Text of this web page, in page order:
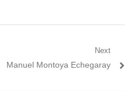
Next
Next
Manuel Montoya Echegaray